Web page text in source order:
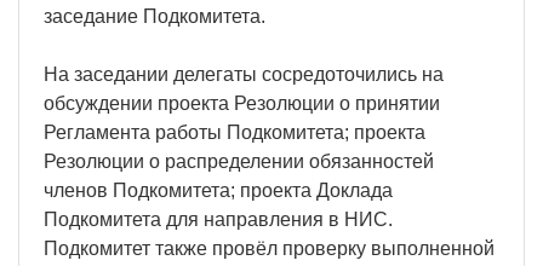
заседание Подкомитета.
На заседании делегаты сосредоточились на
обсуждении проекта Резолюции о принятии
Регламента работы Подкомитета; проекта
Резолюции о распределении обязанностей
членов Подкомитета; проекта Доклада
Подкомитета для направления в НИС.
Подкомитет также провёл проверку выполненной